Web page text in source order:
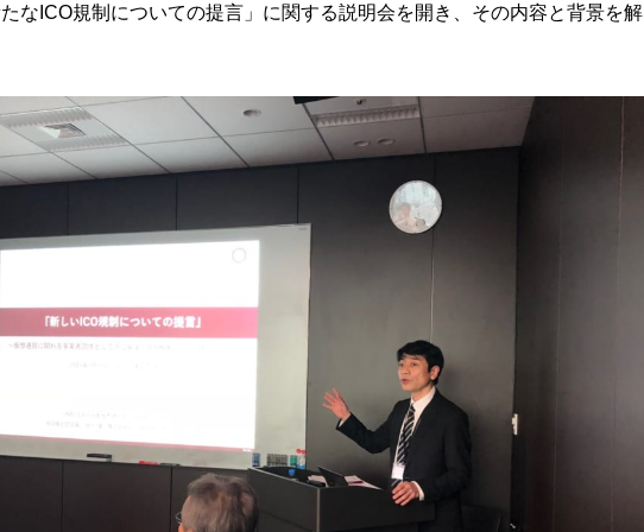
なICO規制についての提言」に関する説明会を開き、その内容と背景を解